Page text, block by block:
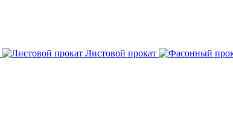
Листовой прокат